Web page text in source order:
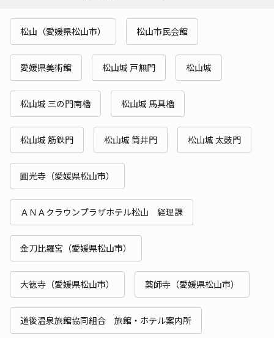
松山（愛媛県松山市） 松山市民会館
愛媛県美術館 松山城 戸無門 松山城
松山城 三の門南櫓 松山城 馬具櫓
松山城 筋鉄門 松山城 筒井門 松山城 太鼓門
圓光寺（愛媛県松山市）
ＡＮＡクラウンプラザホテル松山 経理課
金刀比羅宮（愛媛県松山市）
大徳寺（愛媛県松山市） 薬師寺（愛媛県松山市）
道後温泉旅館協同組合 旅館・ホテル案内所